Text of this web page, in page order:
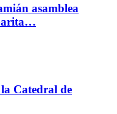
asamblea
Catedral de